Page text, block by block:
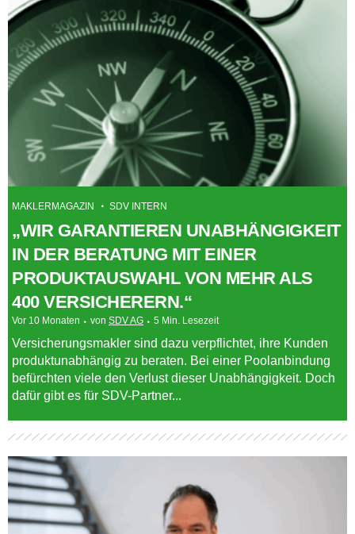
MAKLERMAGAZIN SDV INTERN
„WIR GARANTIEREN UNABHÄNGIGKEIT
IN DER BERATUNG MIT EINER
PRODUKTAUSWAHL VON MEHR ALS
400 VERSICHERERN.“
Vor 10 Monaten von SDV AG 5 Min. Lesezeit
Versicherungsmakler sind dazu verpflichtet, ihre Kunden
produktunabhängig zu beraten. Bei einer Poolanbindung
befürchten viele den Verlust dieser Unabhängigkeit. Doch
dafür gibt es für SDV-Partner...